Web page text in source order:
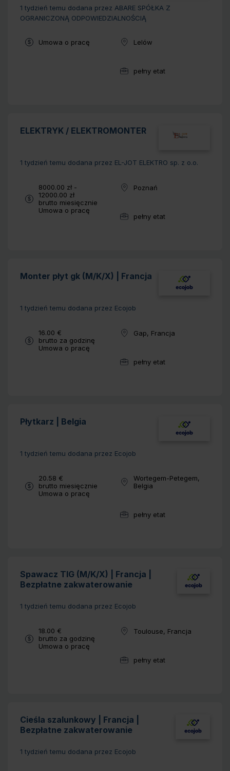
1 tydzień temu dodana przez ABARE SPÓŁKA Z
OGRANICZONĄ ODPOWIEDZIALNOŚCIĄ
Typ umowy:
Umowa o pracę Lokalizacja:
Lelów
Wymiar pracy:
pełny etat
ELEKTRYK / ELEKTROMONTER
1 tydzień temu dodana przez EL-JOT ELEKTRO sp. z o.o.
Wynagrodzenie:
8000.00 zł -
12000.00 zł
brutto miesięcznie
Typ umowy:
Umowa o pracę
Lokalizacja:
Poznań
Wymiar pracy:
pełny etat
Monter płyt gk (M/K/X) | Francja
1 tydzień temu dodana przez Ecojob
Wynagrodzenie:
16.00 €
brutto za godzinę
Typ umowy:
Umowa o pracę
Lokalizacja:
Gap, Francja
Wymiar pracy:
pełny etat
Płytkarz | Belgia
1 tydzień temu dodana przez Ecojob
Wynagrodzenie:
20.58 €
brutto miesięcznie
Typ umowy:
Umowa o pracę
Lokalizacja:
Wortegem-Petegem,
Belgia
Wymiar pracy:
pełny etat
Spawacz TIG (M/K/X) | Francja |
Bezpłatne zakwaterowanie
1 tydzień temu dodana przez Ecojob
Wynagrodzenie:
18.00 €
brutto za godzinę
Typ umowy:
Umowa o pracę
Lokalizacja:
Toulouse, Francja
Wymiar pracy:
pełny etat
Cieśla szalunkowy | Francja |
Bezpłatne zakwaterowanie
1 tydzień temu dodana przez Ecojob